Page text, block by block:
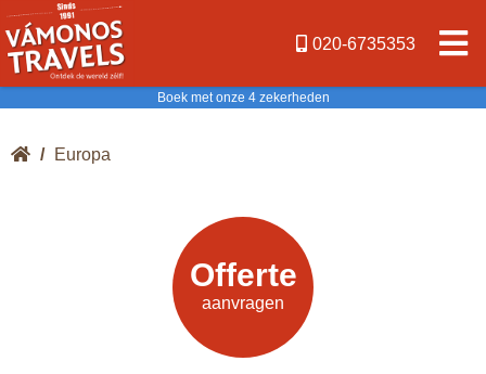
020-6735353
Boek met onze 4 zekerheden
/ Europa
Offerte
aanvragen